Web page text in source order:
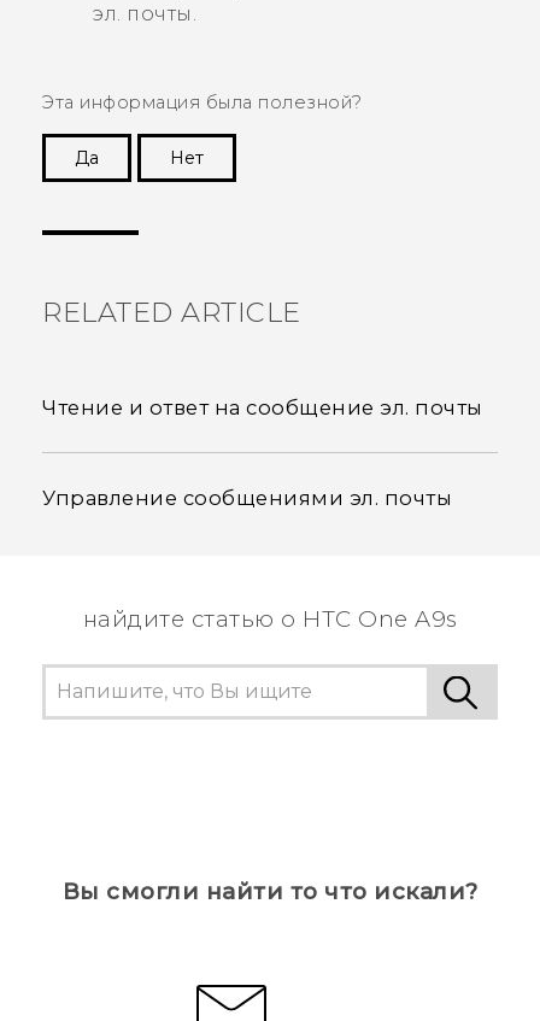
эл. почты.
Эта информация была полезной?
Да
Нет
RELATED ARTICLE
Чтение и ответ на сообщение эл. почты
Управление сообщениями эл. почты
найдите статью о HTC One A9s
Вы смогли найти то что искали?